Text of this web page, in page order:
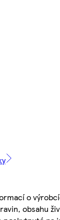
o
obsahu